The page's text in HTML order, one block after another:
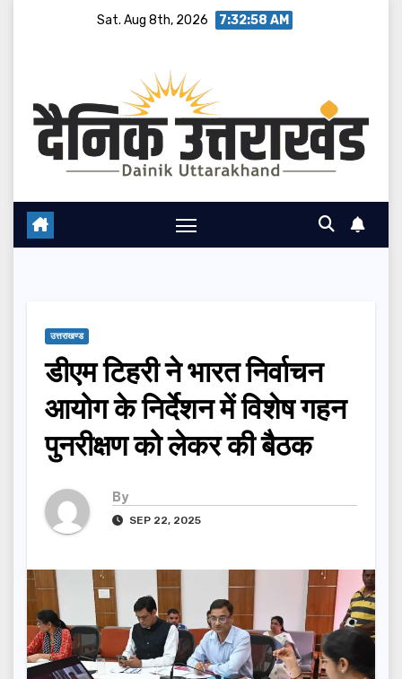
Sat. Aug 8th, 2026 7:32:59 AM
उत्तराखण्ड
डीएम टिहरी ने भारत निर्वाचन
आयोग के निर्देशन में विशेष गहन
पुनरीक्षण को लेकर की बैठक
By
SEP 22, 2025